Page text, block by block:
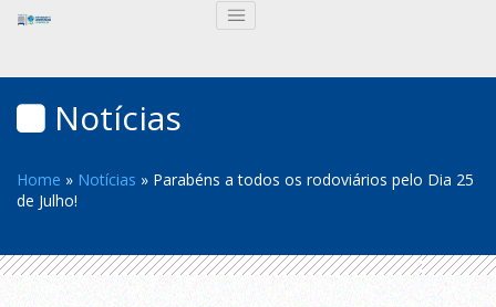
Notícias
Home » Notícias » Parabéns a todos os rodoviários pelo Dia 25
de Julho!